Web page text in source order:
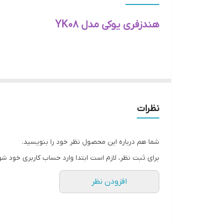
هندزفری یوکی مدل YK08
نظرات
شما هم درباره این محصول نظر خود را بنویسید.
برای ثبت نظر، لازم است ابتدا وارد حساب کاربری خود
افزودن نظر